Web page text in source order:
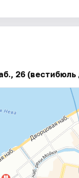
26 (вестибюль